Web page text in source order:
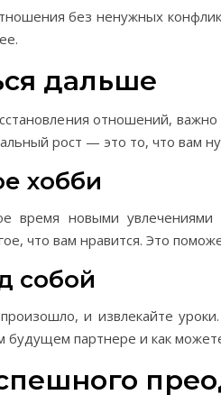
без ненужных
дальше
отношений,
рост — это то, что вам
хобби
время новыми
что вам нравится. Это
собой
и извлекайте
будущем партнере и как